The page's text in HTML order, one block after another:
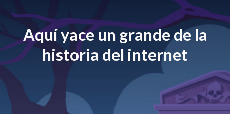
Aquí yace un grande de la
historia del internet